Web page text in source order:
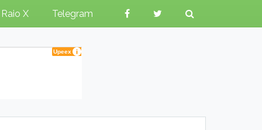
Raio X Telegram